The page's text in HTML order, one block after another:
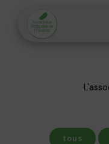
tous